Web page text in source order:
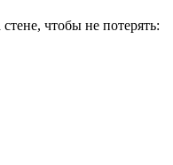
чтобы не потерять: